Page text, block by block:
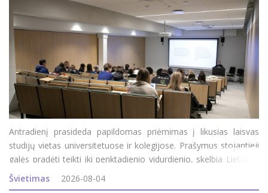
Antradienį prasideda papildomas priėmimas į likusias laisvas
studijų vietas universitetuose ir kolegijose. Prašymus stojantieji
galės pradėti teikti iki penktadienio vidurdienio, skelbia Lietuvos
aukštųjų mokyklų asociacija bendrajam priėmimui organizuoti
(LAMABPO). Į valstybės finan
Švietimas 2026-08-04